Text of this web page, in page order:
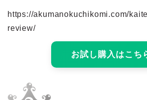
https://akumanokuchikomi.com/
review/
お試し購入はこち